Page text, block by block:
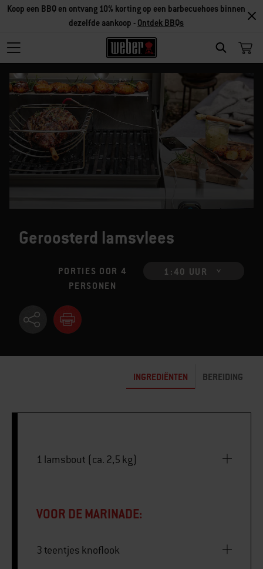
SEARCH
Koop een BBQ en ontvang 10% korting op een barbecuehoes binnen
dezelfde aankoop - Ontdek BBQs
Geroosterd lamsvlees
PORTIES OOR 4
PERSONEN
1:40 UUR
INGREDIËNTEN BEREIDING
1 lamsbout (ca. 2,5 kg)
VOOR DE MARINADE:
3 teentjes knoflook